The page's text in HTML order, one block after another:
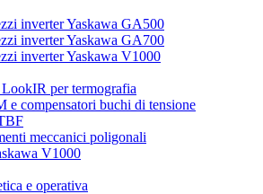
inverter Yaskawa GA500
inverter Yaskawa GA700
inverter Yaskawa V1000
per termografia
e compensatori buchi di tensione
meccanici poligonali
V1000
e operativa